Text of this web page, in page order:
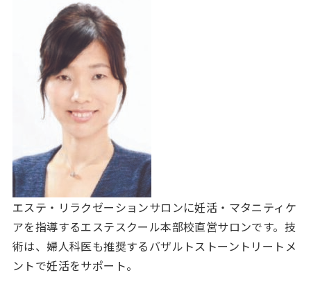
エステ・リラクゼーションサロンに妊活・マタニティケ
アを指導するエステスクール本部校直営サロンです。技
術は、婦人科医も推奨するバザルトストーントリートメ
ントで妊活をサポート。